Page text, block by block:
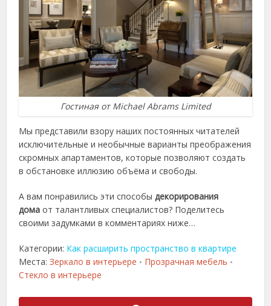
Гостиная от Michael Abrams Limited
Мы представили взору наших постоянных читателей
исключительные и необычные варианты преображения
скромных апартаментов, которые позволяют создать
в обстановке иллюзию объёма и свободы.
А вам понравились эти способыдекорирования
дома от талантливых специалистов? Поделитесь
своими задумками в комментариях ниже…
Категории: Как расширить пространство в квартире
Места:Зеркало в интерьере • Прозрачная мебель •
Стекло в интерьере